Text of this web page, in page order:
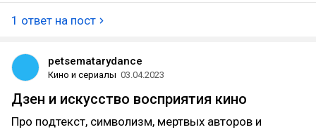
1 ответ на пост
petsematarydance
Кино и сериалы 03.04.2023
Дзен и искусство восприятия кино
Про подтекст, символизм, мертвых авторов и